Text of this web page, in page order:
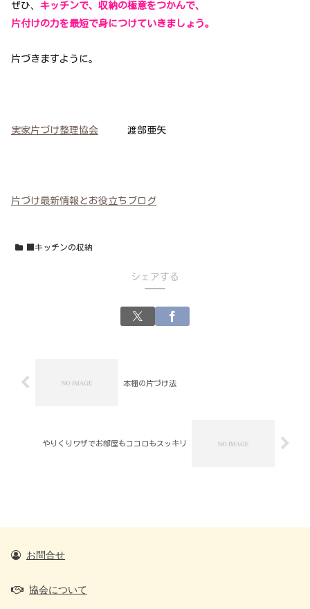
ぜひ、 キッチンで、収納の極意をつかんで、
片付けの力を最短で身につけていきましょう。
片づきますように。
実家片づけ整理協会 渡部亜矢
片づけ最新情報とお役立ちブログ
■キッチンの収納
シェアする
本棚の片づけ法
やりくりワザでお部屋もココロもスッキリ
お問合せ
協会について